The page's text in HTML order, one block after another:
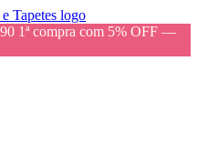
1ª compra com 5% OFF —